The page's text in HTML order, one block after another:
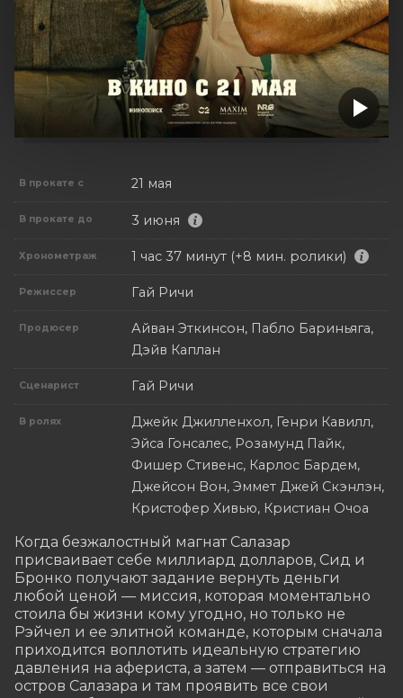
В прокате с 21 мая
В прокате до 3 июня
Хронометраж 1 час 37 минут (+8 мин. ролики)
Режиссер Гай Ричи
Продюсер
Айван Эткинсон, Пабло Бариньяга,
Дэйв Каплан
Сценарист Гай Ричи
В ролях
Джейк Джилленхол, Генри Кавилл,
Эйса Гонсалес, Розамунд Пайк,
Фишер Стивенс, Карлос Бардем,
Джейсон Вон, Эммет Джей Скэнлэн,
Кристофер Хивью, Кристиан Очоа
Когда безжалостный магнат Салазар
присваивает себе миллиард долларов, Сид и
Бронко получают задание вернуть деньги
любой ценой — миссия, которая моментально
стоила бы жизни кому угодно, но только не
Рэйчел и ее элитной команде, которым сначала
приходится воплотить идеальную стратегию
давления на афериста, а затем — отправиться на
остров Салазара и там проявить все свои